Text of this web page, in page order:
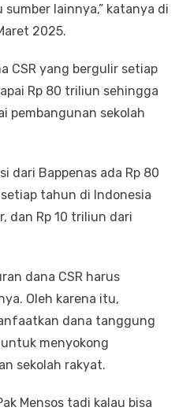
sumber lainnya,” katanya di
2025.
CSR yang bergulir setiap
Rp 80 triliun sehingga
pembangunan sekolah
dari Bappenas ada Rp 80
tahun di Indonesia
dan Rp 10 triliun dari
dana CSR harus
Oleh karena itu,
dana tanggung
menyokong
sekolah rakyat.
Mensos tadi kalau bisa